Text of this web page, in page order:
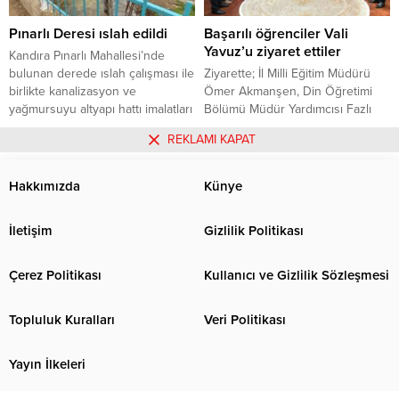
gösterirken Çayırova Belediyesi
basketbol maçlarında ender...
İnönü, Ecevit, Erbakan, Türkeş,
Yılmaz gibi...
Pınarlı Deresi ıslah edildi
Kandıra Pınarlı Mahallesi’nde
bulunan derede ıslah çalışması ile
birlikte kanalizasyon ve
yağmursuyu altyapı hattı imalatları
yatırım programı kapsamında
dere ıslah çalışmaları kapsamında
çalışması yapıldı. Çalışmalar
suyu hattı imalatı ile birlikte...
Başarılı öğrenciler Vali
Yavuz’u ziyaret ettiler
Ziyarette; İl Milli Eğitim Müdürü
Ömer Akmanşen, Din Öğretimi
Bölümü Müdür Yardımcısı Fazlı
Müdürü Süleyman Gezer, İzmit
Mustafa Yağız, Müdür Baş
Yardımcısı Kazım Arıcı, Müdür
Kültürü Öğretmenleri Mahmut
İzmit İmam Hatip Lisesi Okul...
28.04.2022
Hakkımızda Künye
İletişim Gizlilik Politikası
Çerez Politikası Kullanıcı ve Gizlilik Sözleşmesi
Topluluk Kuralları Veri Politikası
Yayın İlkeleri
REKLAMI KAPAT